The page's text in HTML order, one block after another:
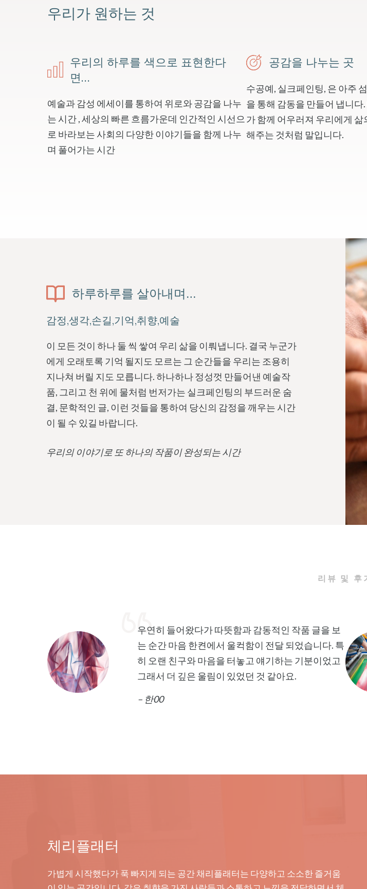
우리가 원하는 것
우리의 하루를 색으로 표현한다
면…
예술과 감성 에세이를 통하여 위로와 공감을 나누
는 시간 , 세상의 빠른 흐름가운데 인간적인 시선으
로 바라보는 사회의 다양한 이야기들을 함께 나누
며 풀어가는 시간
공감을 나누는 곳
수공예, 실크페인팅, 은 아주
을 통해 감동을 만들어 냅니다
가 함께 어우러져 우리에게 삶
해주는 것처럼 말입니다.
하루하루를 살아내며…
감정,생각,손길,기억,취향,예술
이 모든 것이 하나 둘 씩 쌓여 우리 삶을 이뤄냅니다. 결국 누군가
에게 오래토록 기억 될지도 모르는 그 순간들을 우리는 조용히
지나쳐 버릴 지도 모릅니다. 하나하나 정성껏 만들어낸 예술작
품, 그리고 천 위에 물처럼 번저가는 실크페인팅의 부드러운 숨
결, 문학적인 글, 이런 것들을 통하여 당신의 감정을 깨우는 시간
이 될 수 있길 바랍니다.
우리의 이야기로 또 하나의 작품이 완성되는 시간
리뷰 및 후
우연히 들어왔다가 따뜻함과 감동적인 작품 글을 보
는 순간 마음 한켠에서 울컥함이 전달 되었습니다. 특
히 오랜 친구와 마음을 터놓고 얘기하는 기분이었고
그래서 더 깊은 울림이 있었던 것 같아요.
– 한00
체리플래터
가볍게 시작했다가 푹 빠지게 되는 공간 채리플래터는 다양하고 소소한 즐거움